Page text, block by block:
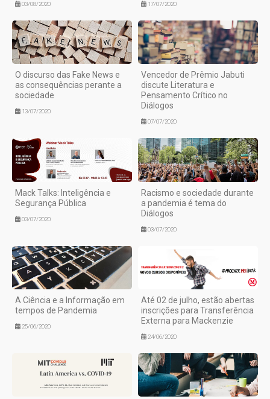
03/08/2020 17/07/2020
O discurso das Fake News e
as consequências perante a
sociedade
13/07/2020
Vencedor de Prêmio Jabuti
discute Literatura e
Pensamento Crítico no
Diálogos
07/07/2020
Mack Talks: Inteligência e
Segurança Pública
03/07/2020
Racismo e sociedade durante
a pandemia é tema do
Diálogos
03/07/2020
A Ciência e a Informação em
tempos de Pandemia
25/06/2020
Até 02 de julho, estão abertas
inscrições para Transferência
Externa para Mackenzie
24/06/2020